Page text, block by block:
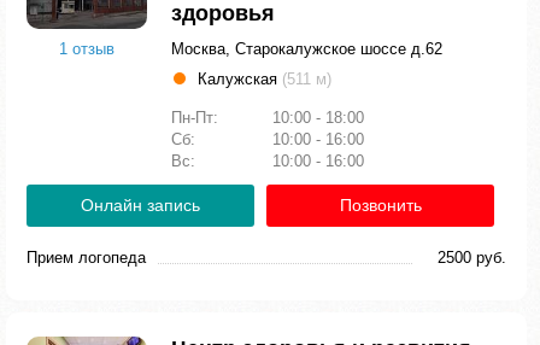
1 отзыв
здоровья
Москва, Старокалужское шоссе д.62
Калужская (511 м)
Пн-Пт:
10:00 - 18:00
Сб:
10:00 - 16:00
Вс:
10:00 - 16:00
Онлайн запись Позвонить
Прием логопеда 2500 руб.